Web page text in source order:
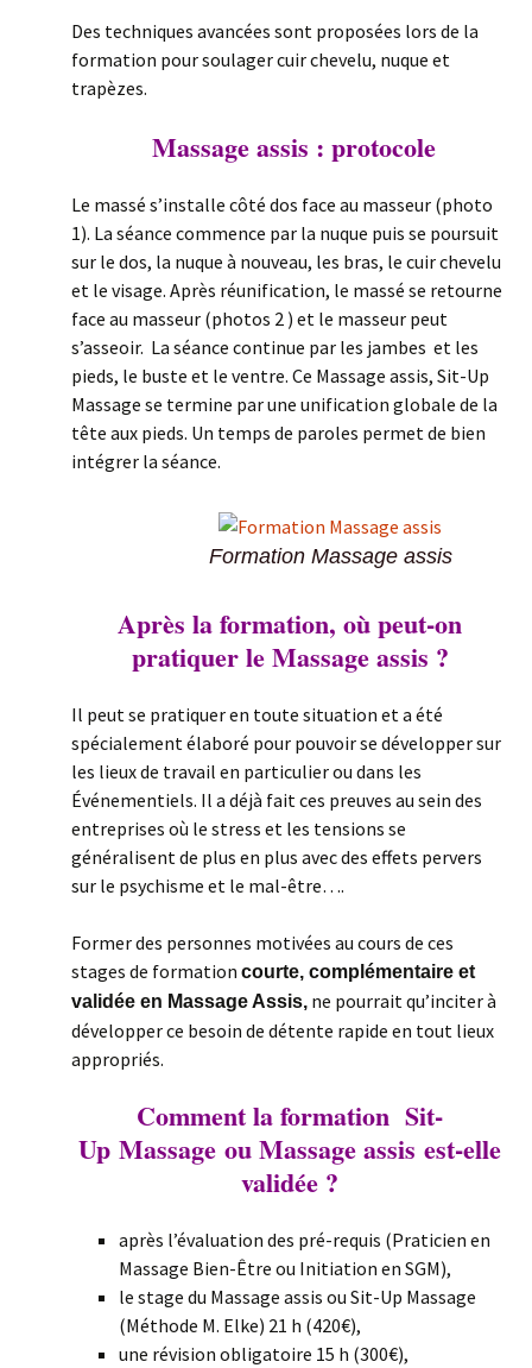
Des techniques avancées sont proposées lors de la
formation pour soulager cuir chevelu, nuque et
trapèzes.
Massage assis : protocole
Le massé s’installe côté dos face au masseur (photo
1). La séance commence par la nuque puis se poursuit
sur le dos, la nuque à nouveau, les bras, le cuir chevelu
et le visage. Après réunification, le massé se retourne
face au masseur (photos 2 ) et le masseur peut
s’asseoir. La séance continue par les jambes et les
pieds, le buste et le ventre. Ce Massage assis, Sit-Up
Massage se termine par une unification globale de la
tête aux pieds. Un temps de paroles permet de bien
intégrer la séance.
Formation Massage assis
Après la formation, où peut-on
pratiquer le Massage assis ?
Il peut se pratiquer en toute situation et a été
spécialement élaboré pour pouvoir se développer sur
les lieux de travail en particulier ou dans les
Événementiels. Il a déjà fait ces preuves au sein des
entreprises où le stress et les tensions se
généralisent de plus en plus avec des effets pervers
sur le psychisme et le mal-être….
Former des personnes motivées au cours de ces
stages de formation courte, complémentaire et
validée en Massage Assis, ne pourrait qu’inciter à
développer ce besoin de détente rapide en tout lieux
appropriés.
Comment la formation Sit-
Up Massage ou Massage assis est-elle
validée ?
après l’évaluation des pré-requis (Praticien en
Massage Bien-Être ou Initiation en SGM),
le stage du Massage assis ou Sit-Up Massage
(Méthode M. Elke) 21 h (420€),
une révision obligatoire 15 h (300€),